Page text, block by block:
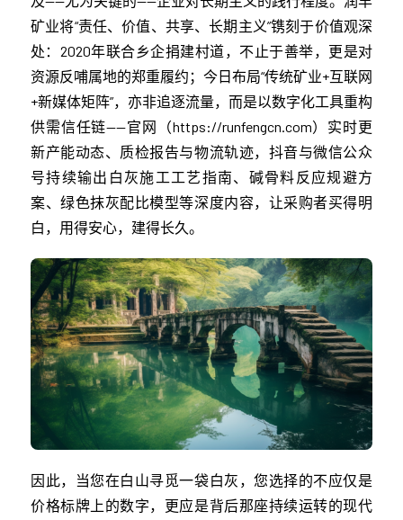
矿业将“责任、价值、共享、长期主义”镌刻于价值观深
处：2020年联合乡企捐建村道，不止于善举，更是对
资源反哺属地的郑重履约；今日布局“传统矿业+互联网
+新媒体矩阵”，亦非追逐流量，而是以数字化工具重构
供需信任链——官网（https://runfengcn.com）实时更
新产能动态、质检报告与物流轨迹，抖音与微信公众
号持续输出白灰施工工艺指南、碱骨料反应规避方
案、绿色抹灰配比模型等深度内容，让采购者买得明
白，用得安心，建得长久。
因此，当您在白山寻觅一袋白灰，您选择的不应仅是
价格标牌上的数字，更应是背后那座持续运转的现代